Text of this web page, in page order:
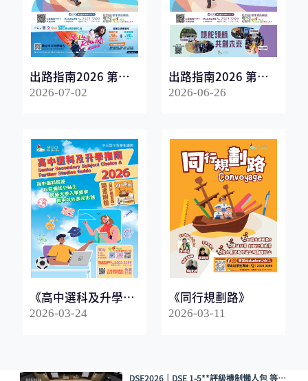
出路指南2026 第一
冊
2026-07-02
出路指南2026 第二
冊
2026-06-26
《高中選科及升學指
南2026》
2026-03-24
《同行規劃路》
2026-03-11
DSE2026｜DSE 1-5**評級機制懶人包 等級取決考生的實際表現